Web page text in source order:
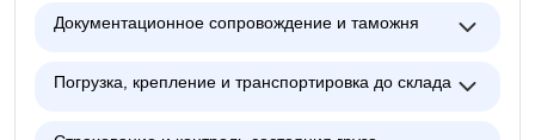
Документационное сопровождение и таможня
Погрузка, крепление и транспортировка до склада